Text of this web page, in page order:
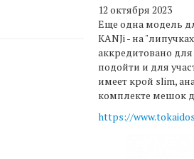
12 октября 2023
Еще одна модель
KANJi - на
аккредитовано
подойти и для
имеет крой slim,
комплекте мешок
https://